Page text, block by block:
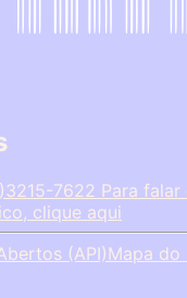
7622 Para falar
clique aqui
(API)Mapa do